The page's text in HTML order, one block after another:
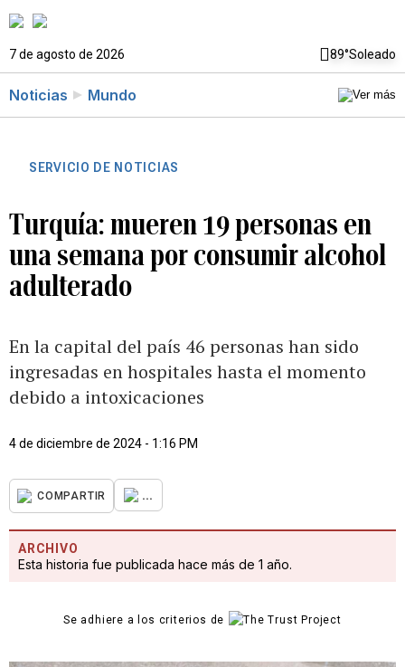
7 de agosto de 2026 89°Soleado
Noticias Mundo
SERVICIO DE NOTICIAS
Turquía: mueren 19 personas en
una semana por consumir alcohol
adulterado
En la capital del país 46 personas han sido
ingresadas en hospitales hasta el momento
debido a intoxicaciones
4 de diciembre de 2024 - 1:16 PM
COMPARTIR ...
ARCHIVO
Esta historia fue publicada hace más de 1 año.
Se adhiere a los criterios de